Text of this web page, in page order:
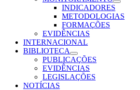
INDICADORES
METODOLOGIAS
FORMAÇÕES
EVIDÊNCIAS
INTERNACIONAL
BIBLIOTECA
PUBLICAÇÕES
EVIDÊNCIAS
LEGISLAÇÕES
NOTÍCIAS